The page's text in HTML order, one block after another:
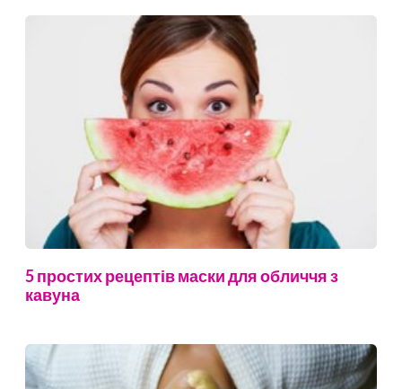
5 простих рецептів маски для обличчя з
кавуна